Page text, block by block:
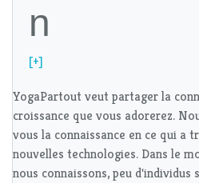
n
[+]
YogaPartout veut partager la
croissance que vous adorerez.
vous la connaissance en ce qui a
nouvelles technologies. Dans le
nous connaissons, peu